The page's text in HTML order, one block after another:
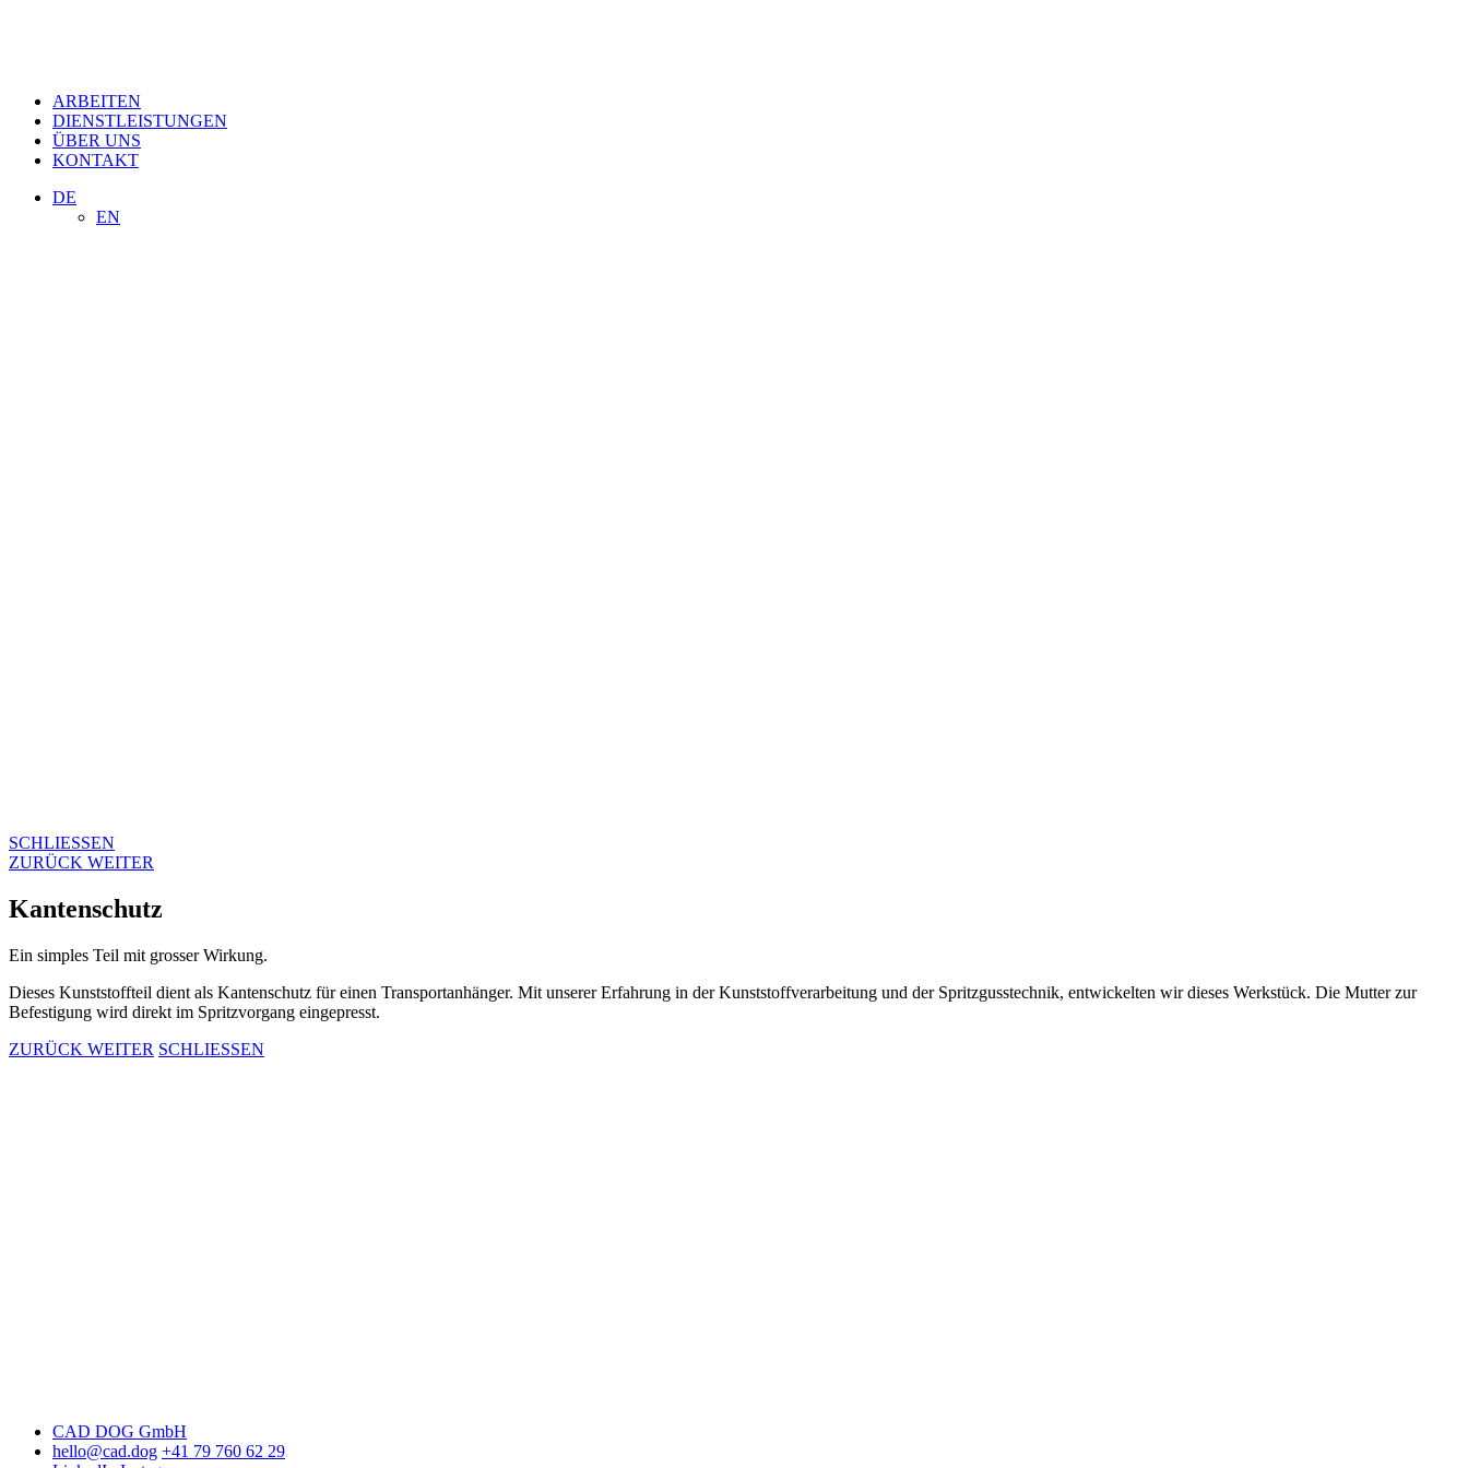
ARBEITEN
DIENSTLEISTUNGEN
ÜBER UNS
KONTAKT
DE
EN
SCHLIESSEN
ZURÜCK WEITER
Kantenschutz
Ein simples Teil mit grosser Wirkung.
Dieses Kunststoffteil dient als Kantenschutz für einen Transportanhänger. Mit unserer Erfahrung in der Kunststoffverarbeitung und der Spritzgusstechnik, entwickelten wir dieses Werkstück. Die Mutter zur
Befestigung wird direkt im Spritzvorgang eingepresst.
ZURÜCK WEITER SCHLIESSEN
CAD DOG GmbH
hello@cad.dog +41 79 760 62 29